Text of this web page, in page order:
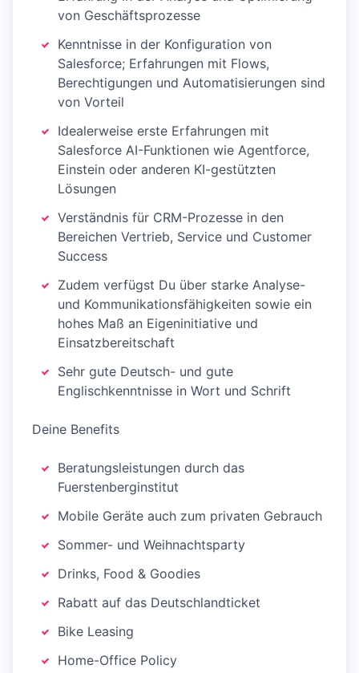
von Geschäftsprozesse
Kenntnisse in der Konfiguration von
Salesforce; Erfahrungen mit Flows,
Berechtigungen und Automatisierungen sind
von Vorteil
Idealerweise erste Erfahrungen mit
Salesforce AI-Funktionen wie Agentforce,
Einstein oder anderen KI-gestützten
Lösungen
Verständnis für CRM-Prozesse in den
Bereichen Vertrieb, Service und Customer
Success
Zudem verfügst Du über starke Analyse-
und Kommunikationsfähigkeiten sowie ein
hohes Maß an Eigeninitiative und
Einsatzbereitschaft
Sehr gute Deutsch- und gute
Englischkenntnisse in Wort und Schrift
Deine Benefits
Beratungsleistungen durch das
Fuerstenberginstitut
Mobile Geräte auch zum privaten Gebrauch
Sommer- und Weihnachtsparty
Drinks, Food & Goodies
Rabatt auf das Deutschlandticket
Bike Leasing
Home-Office Policy